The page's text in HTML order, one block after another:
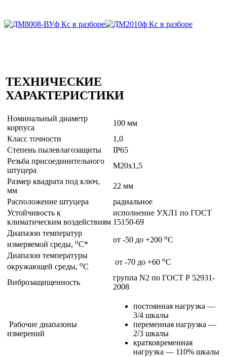
ТЕХНИЧЕСКИЕ
ХАРАКТЕРИСТИКИ
Номинальный диаметр
корпуса
100 мм
Класс точности
1,0
Степень пылевлагозащиты
IP65
Резьба присоединительного
штуцера
М20х1,5
Размер квадрата под ключ,
мм
22 мм
Расположение штуцера
радиальное
Устойчивость к
климатическим воздействиям
исполнение УХЛ1 по ГОСТ
15150-69
Диапазон температур
измеряемой среды, оС*
от -50 до +200 оС
Диапазон температуры
окружающей среды, оС
от -70 до +60 оС
Виброзащищенность
группа N2 по ГОСТ Р 52931-
2008
Рабочие диапазоны
измерений
постоянная нагрузка —
3/4 шкалы
переменная нагрузка —
2/3 шкалы
кратковременная
нагрузка — 110% шкалы